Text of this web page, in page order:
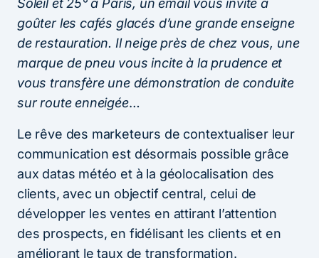
Soleil et 25° à Paris, un email vous invite à
goûter les cafés glacés d’une grande enseigne
de restauration. Il neige près de chez vous, une
marque de pneu vous incite à la prudence et
vous transfère une démonstration de conduite
sur route enneigée…
Le rêve des marketeurs de contextualiser leur
communication est désormais possible grâce
aux datas météo et à la géolocalisation des
clients, avec un objectif central, celui de
développer les ventes en attirant l’attention
des prospects, en fidélisant les clients et en
améliorant le taux de transformation.